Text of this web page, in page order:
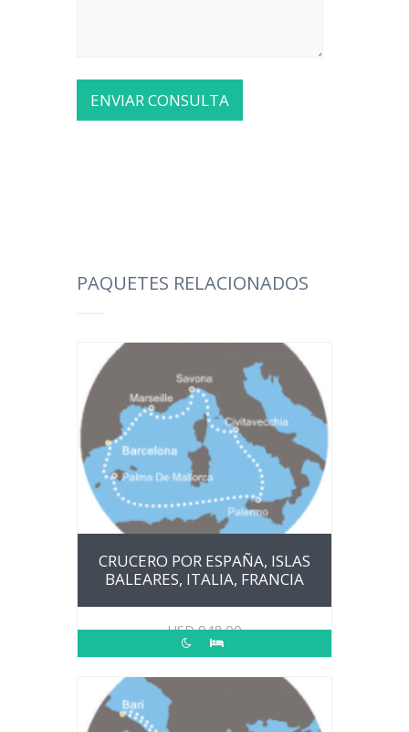
PAQUETES RELACIONADOS
CRUCERO POR ESPAÑA, ISLAS
BALEARES, ITALIA, FRANCIA
USD948.00